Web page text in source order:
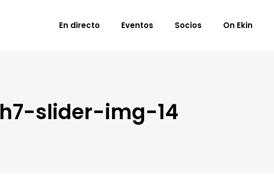
En directo Eventos Socios On Ekin
h7-slider-img-14